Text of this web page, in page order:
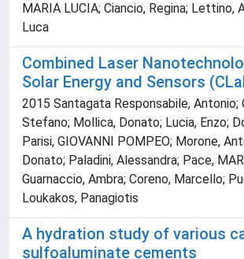
MARIA LUCIA; Ciancio, Regina; Lettino,
Luca
Combined Laser
Solar Energy and Sensors
2015 Santagata Responsabile, Antonio;
Stefano; Mollica, Donato; Lucia, Enzo;
Parisi, GIOVANNI POMPEO; Morone,
Donato; Paladini, Alessandra; Pace,
Guarnaccio, Ambra; Coreno, Marcello;
Loukakos, Panagiotis
A hydration study of various
sulfoaluminate cements